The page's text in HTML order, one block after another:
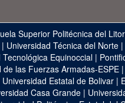
Superior Politécnica del
Universidad Técnica del Norte|
Tecnológica Equinoccial|
de las Fuerzas Armadas-ESPE |
Universidad Estatal de Bolivar|
Casa Grande |